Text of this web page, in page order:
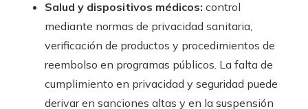
Salud y dispositivos médicos: control
mediante normas de privacidad sanitaria,
verificación de productos y procedimientos de
reembolso en programas públicos. La falta de
cumplimiento en privacidad y seguridad puede
derivar en sanciones altas y en la suspensión